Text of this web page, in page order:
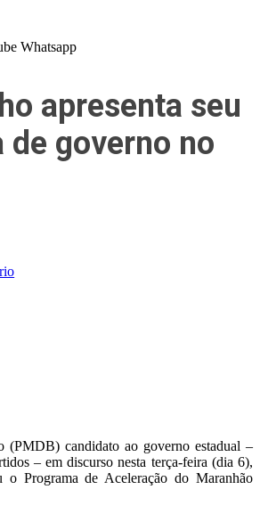
Whatsapp
apresenta seu
de governo no
(PMDB) candidato ao governo estadual –
– em discurso nesta terça-feira (dia 6),
o Programa de Aceleração do Maranhão